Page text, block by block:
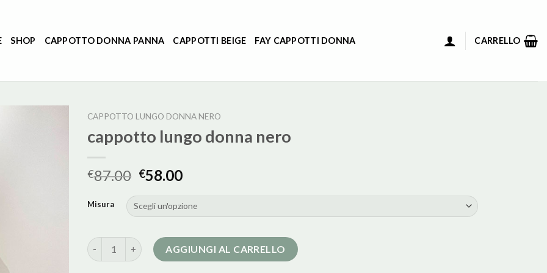
SHOP CAPPOTTO DONNA PANNA CAPPOTTI BEIGE FAY CAPPOTTI DONNA CARRELLO
CAPPOTTO LUNGO DONNA NERO
cappotto lungo donna nero
€87.00 €58.00
Misura
cappotto lungo donna nero quantità
AGGIUNGI AL CARRELLO